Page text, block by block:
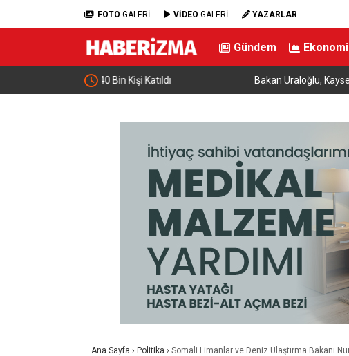
FOTO GALERİ VİDEO GALERİ YAZARLAR
Gündem Ekonomi
Bakan Uraloğlu, Kayseri’de gençlerle buluştu
Ana Sayfa › Politika › Somali Limanlar ve Deniz Ulaştırma Bakanı